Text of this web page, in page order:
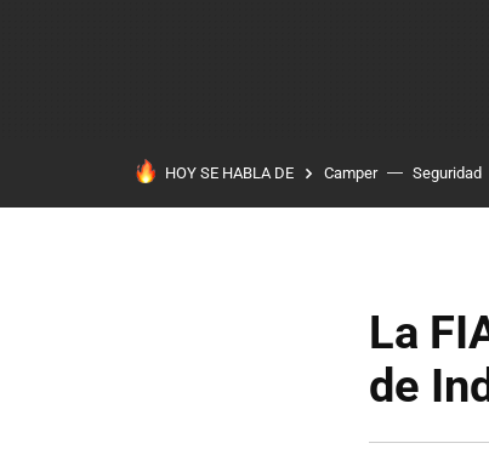
HOY SE HABLA DE Camper Seguridad
La
de